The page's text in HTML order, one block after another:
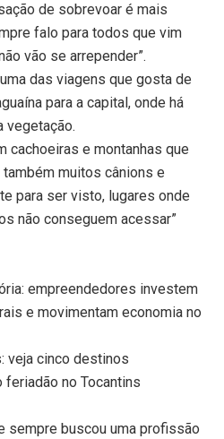
de sobrevoar é mais
falo para todos que vim
vão se arrepender”.
das viagens que gosta de
para a capital, onde há
vegetação.
cachoeiras e montanhas que
muitos cânions e
para ser visto, lugares onde
não conseguem acessar”
empreendedores investem
e movimentam economia no
veja cinco destinos
no Tocantins
sempre buscou uma profissão